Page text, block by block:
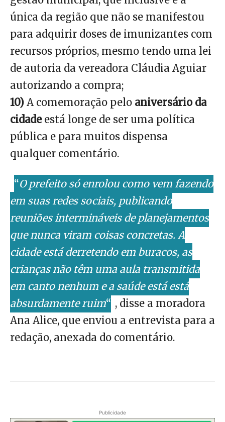
única da região que não se manifestou
para adquirir doses de imunizantes com
recursos próprios, mesmo tendo uma lei
de autoria da vereadora Cláudia Aguiar
autorizando a compra;
10) A comemoração pelo aniversário da
cidadeestá longe de ser uma política
pública e para muitos dispensa
qualquer comentário.
“O prefeito só enrolou como vem fazendo
em suas redes sociais, publicando
reuniões intermináveis de planejamentos
que nunca viram coisas concretas. A
cidade está derretendo em buracos, as
crianças não têm uma aula transmitida
em canto nenhum e a saúde está está
absurdamente ruim“ , disse a moradora
Ana Alice, que enviou a entrevista para a
redação, anexada do comentário.
Publicidade